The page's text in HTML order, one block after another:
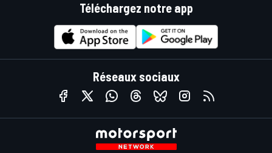
Téléchargez notre app
Réseaux sociaux